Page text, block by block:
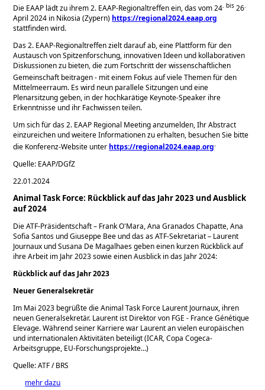
Die EAAP lädt zu ihrem 2. EAAP-Regionaltreffen ein, das vom 24. bis 26.
April 2024 in Nikosia (Zypern) https://regional2024.eaap.org
stattfinden wird.
Das 2. EAAP-Regionaltreffen zielt darauf ab, eine Plattform für den
Austausch von Spitzenforschung, innovativen Ideen und kollaborativen
Diskussionen zu bieten, die zum Fortschritt der wissenschaftlichen
Gemeinschaft beitragen- mit einem Fokus auf viele Themen für den
Mittelmeerraum. Es wird neun parallele Sitzungen und eine
Plenarsitzung geben, in der hochkarätige Keynote-Speaker ihre
Erkenntnisse und ihr Fachwissen teilen.
Um sich für das 2. EAAP Regional Meeting anzumelden, Ihr Abstract
einzureichen und weitere Informationen zu erhalten, besuchen Sie bitte
die Konferenz-Website unter https://regional2024.eaap.org.
Quelle: EAAP/DGfZ
22.01.2024
Animal Task Force: Rückblick auf das Jahr 2023 und Ausblick
auf 2024
Die ATF-Präsidentschaft – Frank O'Mara, Ana Granados Chapatte, Ana
Sofia Santos und Giuseppe Bee und das as ATF-Sekretariat – Laurent
Journaux und Susana De Magalhaes geben einen kurzen Rückblick auf
ihre Arbeit im Jahr 2023 sowie einen Ausblick in das Jahr 2024:
Rückblick auf das Jahr 2023
Neuer Generalsekretär
Im Mai 2023 begrüßte die Animal Task Force Laurent Journaux, ihren
neuen Generalsekretär. Laurent ist Direktor von FGE - France Génétique
Elevage. Während seiner Karriere war Laurent an vielen europäischen
und internationalen Aktivitäten beteiligt (ICAR, Copa Cogeca-
Arbeitsgruppe, EU-Forschungsprojekte…)
Quelle: ATF / BRS
mehr dazu